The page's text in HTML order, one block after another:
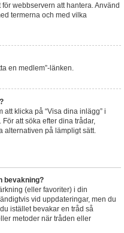
webbservern att hantera. Använd
termerna och med vilka
en medlem”-länken.
klicka på “Visa dina inlägg” i
att söka efter dina trådar,
alternativen på lämpligt sätt.
bevakning?
(eller favoriter) i din
vid uppdateringar, men du
istället bevakar en tråd så
metoder när tråden eller